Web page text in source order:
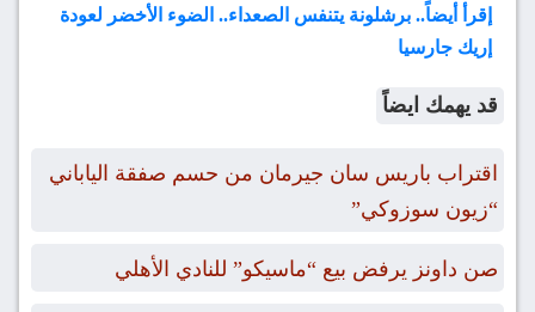
إقرأ أيضاً.. برشلونة يتنفس الصعداء.. الضوء الأخضر لعودة
إريك جارسيا
قد يهمك ايضاً
اقتراب باريس سان جيرمان من حسم صفقة الياباني
“زيون سوزوكي”
صن داونز يرفض بيع “ماسيكو” للنادي الأهلي